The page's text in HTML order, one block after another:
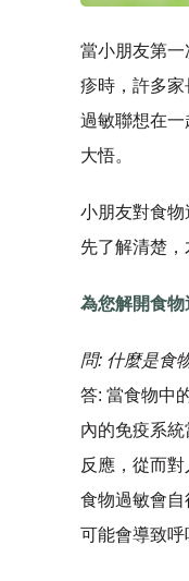
當小朋友第
疹時，許多
過敏聯想在
大悟。
小朋友對食
先了解清楚，
為您解開食物
問: 什麼是食
答: 當食物中
內的免疫系
反應，從而
食物過敏會自
可能會導致呼